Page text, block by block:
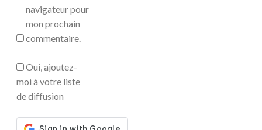
navigateur pour
mon prochain
commentaire.
Oui, ajoutez-
moi à votre liste
de diffusion